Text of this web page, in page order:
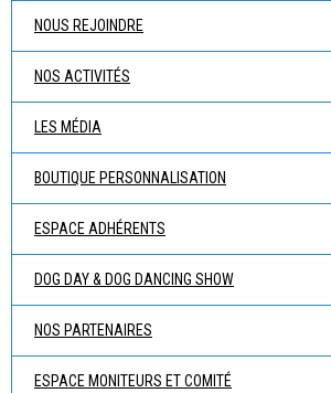
NOUS REJOINDRE
NOS ACTIVITÉS
LES MÉDIA
BOUTIQUE PERSONNALISATION
ESPACE ADHÉRENTS
DOG DAY & DOG DANCING SHOW
NOS PARTENAIRES
ESPACE MONITEURS ET COMITÉ